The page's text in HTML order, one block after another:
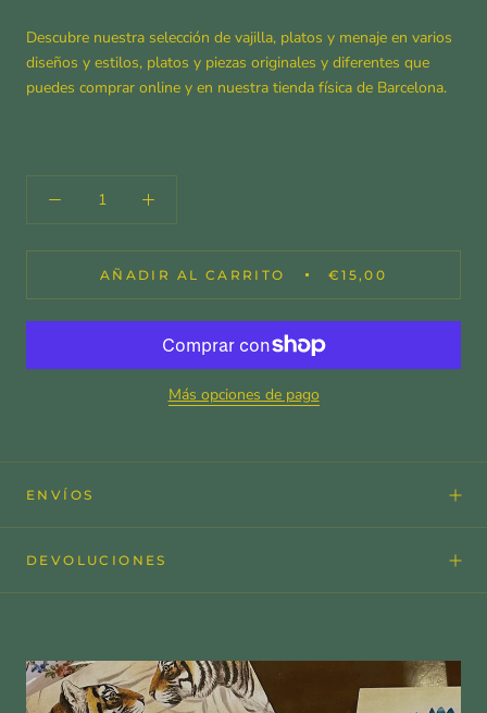
Descubre nuestra selección de vajilla, platos y menaje en varios
diseños y estilos, platos y piezas originales y diferentes que
puedes comprar online y en nuestra tienda física de Barcelona.
AÑADIR AL CARRITO €15,00
Más opciones de pago
ENVÍOS
DEVOLUCIONES